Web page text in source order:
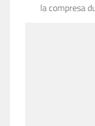
la compresa